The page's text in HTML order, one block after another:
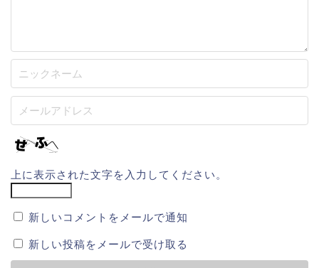
上に表示された文字を入力してください。
新しいコメントをメールで通知
新しい投稿をメールで受け取る